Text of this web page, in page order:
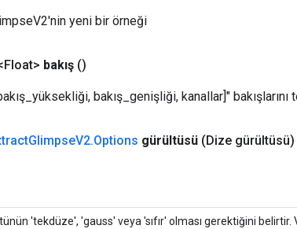
yeni bir örneği
bakış ()
bakış_genişliği, kanallar]"
GlimpseV2.Options gürültüsü (Dize gürültüsü)
'tekdüze', 'gauss' veya 'sıfır' olması gerektiğini belirtir.